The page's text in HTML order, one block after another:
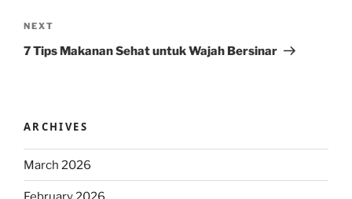
Next
Post
NEXT
7 Tips Makanan Sehat untuk Wajah Bersinar
ARCHIVES
March 2026